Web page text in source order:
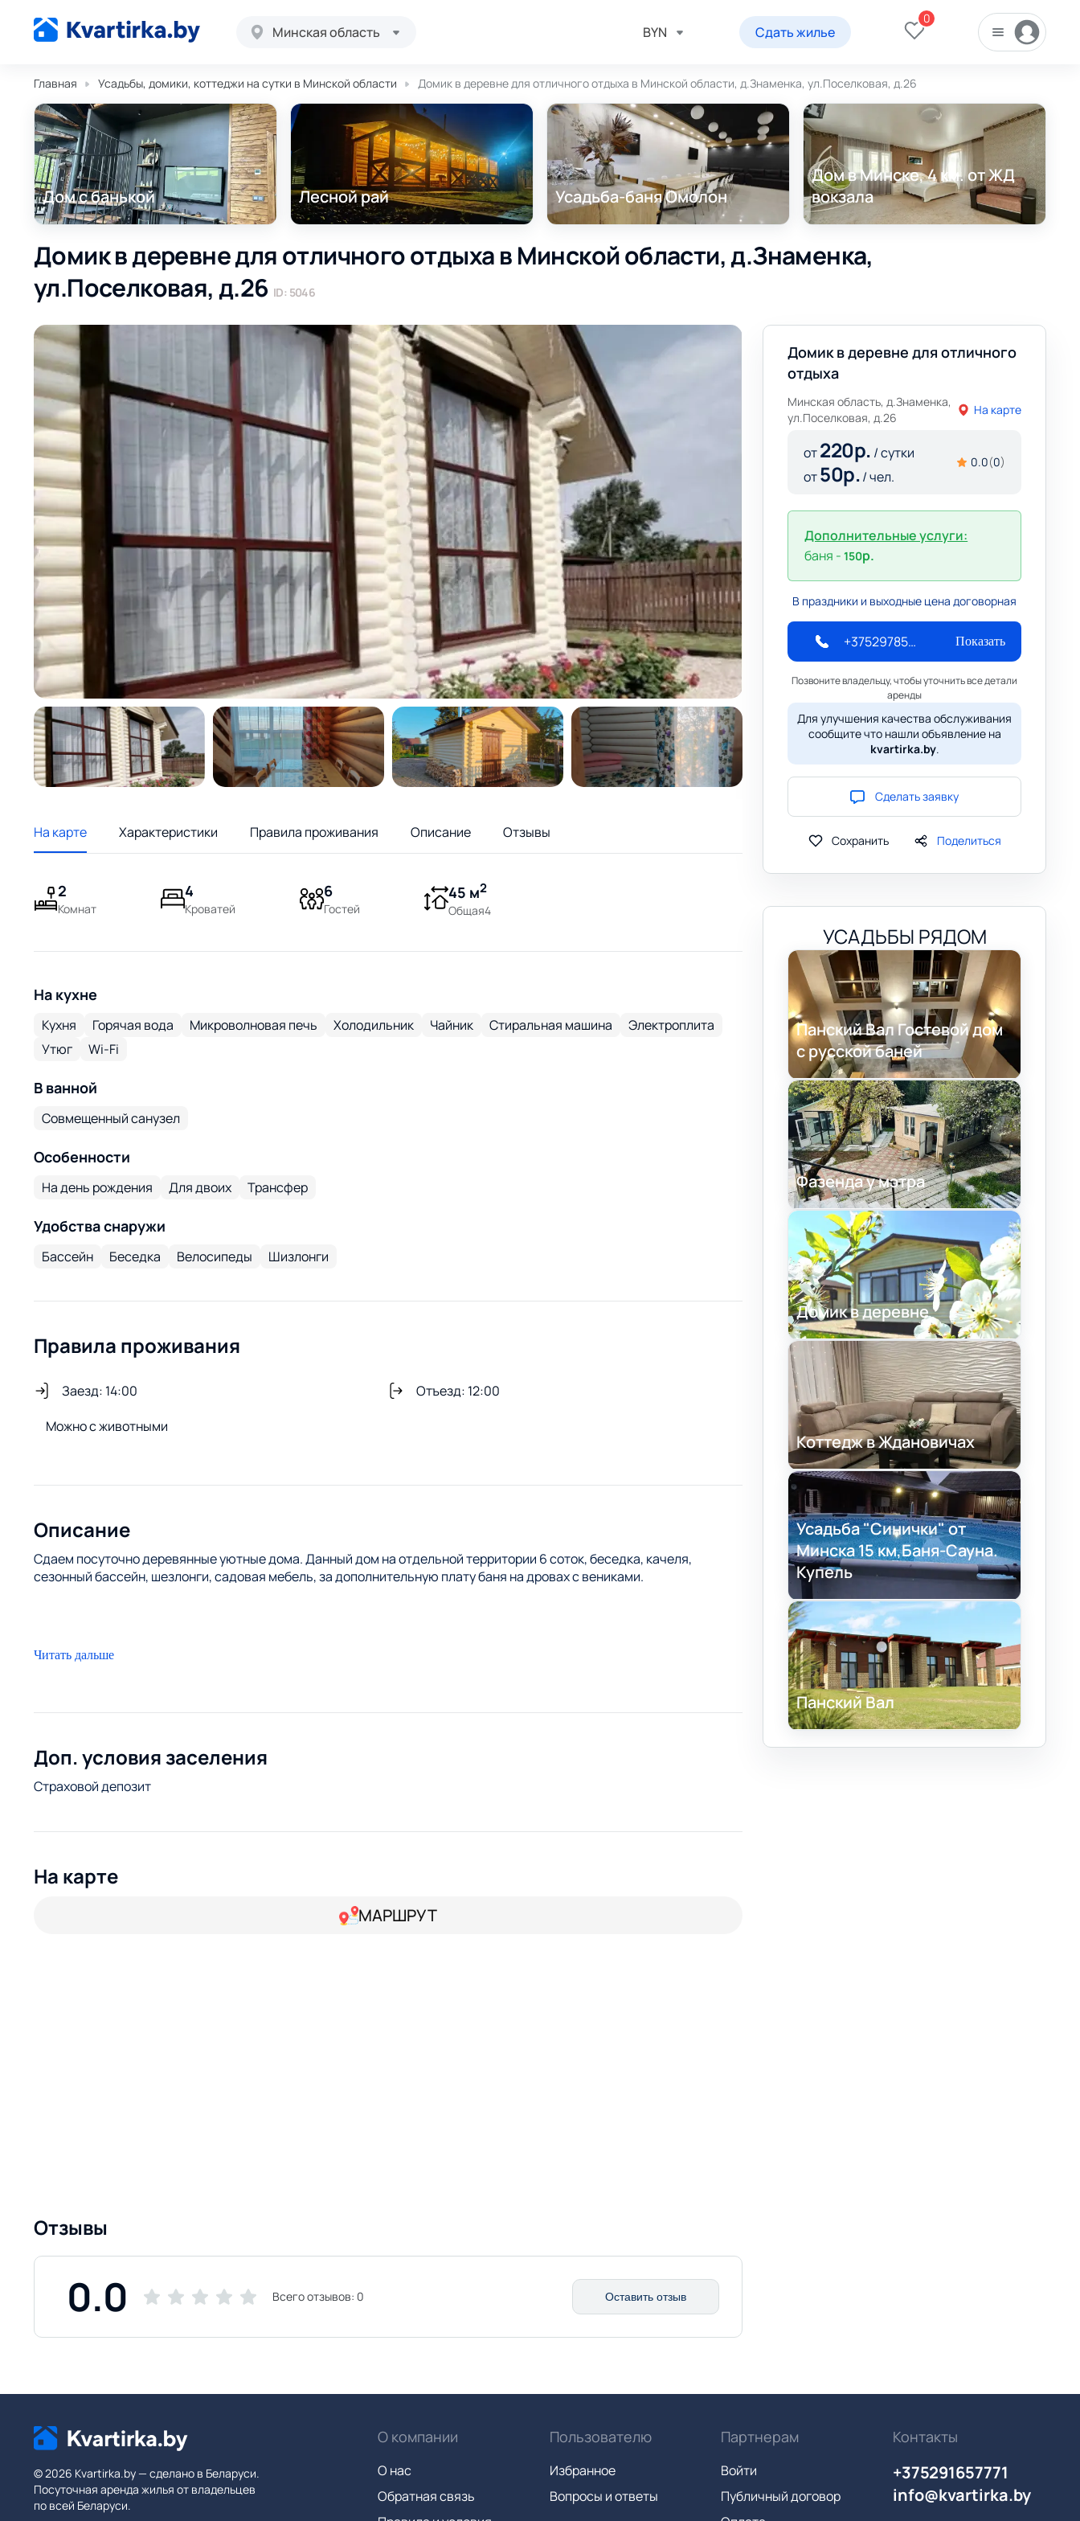
Минская область BYN Сдать жилье
0
Главная Усадьбы, домики, коттеджи на сутки в Минской области Домик в деревне для отличного отдыха в Минской области, д.Знаменка, ул.Поселковая, д.26
Дом с банькой Лесной рай Усадьба-баня Омолон
Дом в Минске, 4 км. от ЖД
вокзала
Домик в деревне для отличного отдыха в Минской области, д.Знаменка,
ул.Поселковая, д.26 ID: 5046
На карте Характеристики Правила проживания Описание Отзывы
2
Комнат
4
Кроватей
6
Гостей
45 м2
Общая4
На кухне
Кухня Горячая вода Микроволновая печь Холодильник Чайник Стиральная машина
Электроплита
Утюг
Wi-Fi
В ванной
Совмещенный санузел
Особенности
На день рождения Для двоих Трансфер
Удобства снаружи
Бассейн Беседка Велосипеды Шизлонги
Правила проживания
Заезд: 14:00
Отъезд: 12:00
Можно с животными
Описание
Сдаем посуточно деревянные уютные дома. Данный дом на отдельной территории 6 соток, беседка, качеля,
сезонный бассейн, шезлонги, садовая мебель, за дополнительную плату баня на дровах с вениками.
Читать дальше
Доп. условия заселения
Страховой депозит
На карте
МАРШРУТ
Отзывы
0.0 Всего отзывов: 0 Оставить отзыв
Домик в деревне для отличного
отдыха
Минская область, д.Знаменка,
ул.Поселковая, д.26
На карте
от220р. / сутки
от50р./ чел.
0.0(0)
Дополнительные услуги:
баня -150р.
В праздники и выходные цена договорная
+375297859555 Показать
Позвоните владельцу, чтобы уточнить все детали
аренды
Для улучшения качества обслуживания
сообщите что нашли объявление на
kvartirka.by.
Сделать заявку
Сохранить Поделиться
УСАДЬБЫ РЯДОМ
Панский Вал Гостевой дом
с русской баней
Фазенда у мэтра
Домик в деревне
Коттедж в Ждановичах
Усадьба "Синички" от
Минска 15 км,Баня-Сауна.
Купель
Панский Вал
© 2026 Kvartirka.by — сделано в Беларуси.
Посуточная аренда жилья от владельцев
по всей Беларуси.
О компании
О нас
Обратная связь
Пользователю
Избранное
Вопросы и ответы
Партнерам
Войти
Публичный договор
Контакты
+375291657771
info@kvartirka.by